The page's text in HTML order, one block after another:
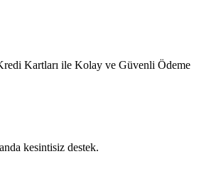
Kartları ile Kolay ve Güvenli Ödeme
kesintisiz destek.